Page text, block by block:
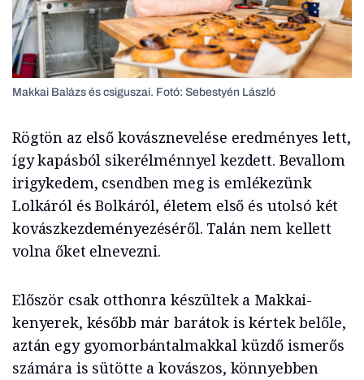
Makkai Balázs és csiguszai. Fotó: Sebestyén László
Rögtön az első kovásznevelése eredményes lett,
így kapásból sikerélménnyel kezdett. Bevallom
irigykedem, csendben meg is emlékezünk
Lolkáról és Bolkáról, életem első és utolsó két
kovászkezdeményezéséről. Talán nem kellett
volna őket elnevezni.
Először csak otthonra készültek a Makkai-
kenyerek, később már barátok is kértek belőle,
aztán egy gyomorbántalmakkal küzdő ismerős
számára is sütötte a kovászos, könnyebben